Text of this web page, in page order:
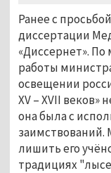
Ранее с
диссертации
«Диссернет».
работы
освещении
XV – XVII веков»
она была с
заимствований.
лишить его
традициях